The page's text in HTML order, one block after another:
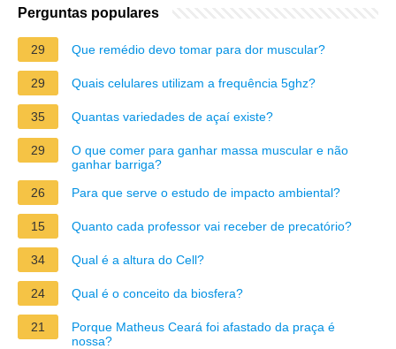
Perguntas populares
29 Que remédio devo tomar para dor muscular?
29 Quais celulares utilizam a frequência 5ghz?
35 Quantas variedades de açaí existe?
29
O que comer para ganhar massa muscular e não
ganhar barriga?
26
Para que serve o estudo de impacto ambiental?
15 Quanto cada professor vai receber de precatório?
34 Qual é a altura do Cell?
24 Qual é o conceito da biosfera?
21
Porque Matheus Ceará foi afastado da praça é
nossa?